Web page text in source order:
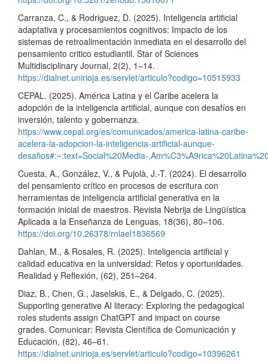
Carranza, C., & Rodriguez, D. (2025). Inteligencia artificial
adaptativa y procesamientos cognitivos: Impacto de los
sistemas de retroalimentación inmediata en el desarrollo del
pensamiento critico estudiantil. Star of Sciences
Multidisciplinary Journal, 2(2), 1–14.
https://dialnet.unirioja.es/servlet/articulo?codigo=10515933
CEPAL. (2025). América Latina y el Caribe acelera la
adopción de la inteligencia artificial, aunque con desafíos en
inversión, talento y gobernanza.
https://www.cepal.org/es/comunicados/america-latina-caribe-
acelera-la-adopcion-la-inteligencia-artificial-aunque-
desafios#:~:text=Social%20Media-
Cuesta, A., González, V., & Pujolà, J.-T. (2024). El desarrollo
del pensamiento crítico en procesos de escritura con
herramientas de inteligencia artificial generativa en la
formación inicial de maestros. Revista Nebrija de Lingüística
Aplicada a la Enseñanza de Lenguas, 18(36), 80–106.
https://doi.org/10.26378/rnlael1836569
Dahlan, M., & Rosales, R. (2025). Inteligencia artificial y
calidad educativa en la universidad: Retos y oportunidades.
Realidad y Reflexión, (62), 251–264.
Diaz, B., Chen, G., Jaselskis, E., & Delgado, C. (2025).
Supporting generative AI literacy: Exploring the pedagogical
roles students assign ChatGPT and impact on course
grades. Comunicar: Revista Científica de Comunicación y
Educación, (82), 46–61.
https://dialnet.unirioja.es/servlet/articulo?codigo=10396261